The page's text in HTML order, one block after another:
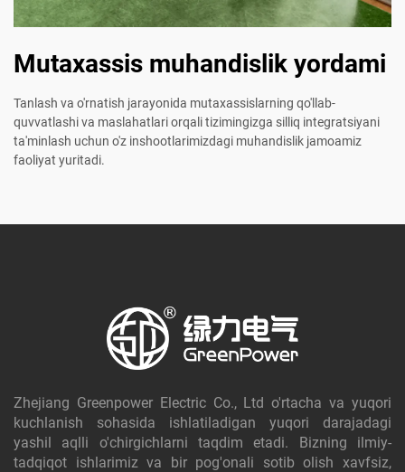
Mutaxassis muhandislik yordami
Tanlash va o'rnatish jarayonida mutaxassislarning qo'llab-
quvvatlashi va maslahatlari orqali tizimingizga silliq integratsiyani
ta'minlash uchun o'z inshootlarimizdagi muhandislik jamoamiz
faoliyat yuritadi.
Zhejiang Greenpower Electric Co., Ltd o'rtacha va yuqori
kuchlanish sohasida ishlatiladigan yuqori darajadagi
yashil aqlli o'chirgichlarni taqdim etadi. Bizning ilmiy-
tadqiqot ishlarimiz va bir pog'onali sotib olish xavfsiz,